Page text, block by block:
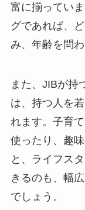
富に揃ってい
グであれば、
み、年齢を問
また、JIBが持
は、持つ人を
れます。子育
使ったり、趣
と、ライフス
きるのも、幅
でしょう。